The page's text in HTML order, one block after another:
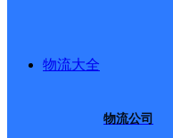
物流大全
物流公司
顺丰速运